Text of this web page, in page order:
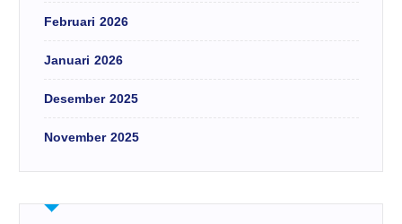
Februari 2026
Januari 2026
Desember 2025
November 2025